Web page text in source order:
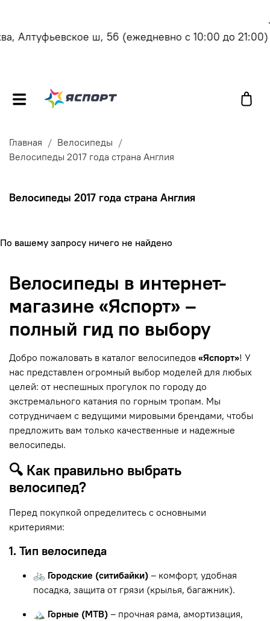
Алтуфьевское ш, 56(ежедневно с 10:00 до 21:00)
Главная
Велосипеды
Велосипеды 2017 года страна Англия
Велосипеды 2017 года страна Англия
По вашему запросу ничего не найдено
Велосипеды в интернет-
магазине «Яспорт» –
полный гид по выбору
Добро пожаловать в каталог велосипедов «Яспорт»! У
нас представлен огромный выбор моделей для любых
целей: от неспешных прогулок по городу до
экстремального катания по горным тропам. Мы
сотрудничаем с ведущими мировыми брендами, чтобы
предложить вам только качественные и надежные
велосипеды.
🔍 Как правильно выбрать
велосипед?
Перед покупкой определитесь с основными
критериями:
1. Тип велосипеда
🚲 Городские (ситибайки) – комфорт, удобная
посадка, защита от грязи (крылья, багажник).
🏔 Горные (MTB) – прочная рама, амортизация,